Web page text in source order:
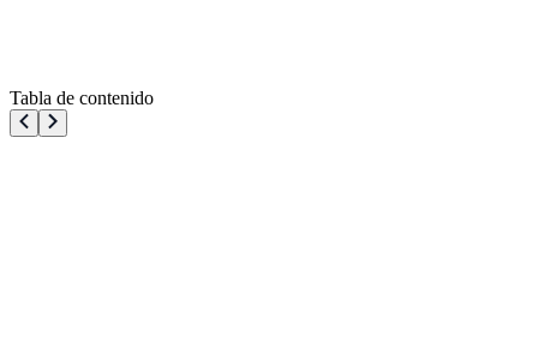
Tabla de contenido